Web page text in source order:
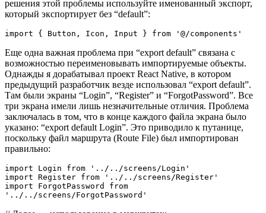
решения этой проблемы используйте именованный экспорт,
который экспортирует без “default”:
import { Button, Icon, Input } from '@/components'
Еще одна важная проблема при “export default” связана с
возможностью переименовывать импортируемые объекты.
Однажды я дорабатывал проект React Native, в котором
предыдущий разработчик везде использовал “export default”.
Там были экраны “Login”, “Register” и “ForgotPassword”. Все
три экрана имели лишь незначительные отличия. Проблема
заключалась в том, что в конце каждого файла экрана было
указано: “export default Login”. Это приводило к путанице,
поскольку файл маршрута (Route File) был импортирован
правильно:
import Login from '../../screens/Login'
import Register from '../../screens/Register'
import ForgotPassword from
'../../screens/ForgotPassword'